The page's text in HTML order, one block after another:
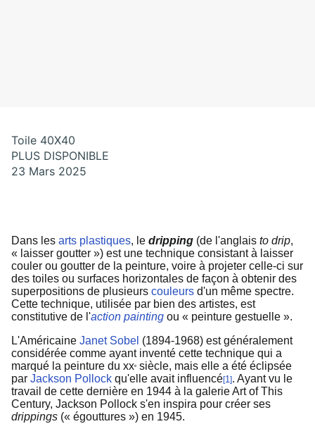
Toile 40X40
PLUS DISPONIBLE
23 Mars 2025
Dans les arts plastiques, le dripping (de l'anglais to drip,
« laisser goutter ») est une technique consistant à laisser
couler ou goutter de la peinture, voire à projeter celle-ci sur
des toiles ou surfaces horizontales de façon à obtenir des
superpositions de plusieurs couleurs d'un même spectre.
Cette technique, utilisée par bien des artistes, est
constitutive de l'action painting ou « peinture gestuelle ».
L'Américaine Janet Sobel (1894-1968) est généralement
considérée comme ayant inventé cette technique qui a
marqué la peinture du xxe siècle, mais elle a été éclipsée
par Jackson Pollock qu'elle avait influencé[1]. Ayant vu le
travail de cette dernière en 1944 à la galerie Art of This
Century, Jackson Pollock s'en inspira pour créer ses
drippings (« égouttures ») en 1945.